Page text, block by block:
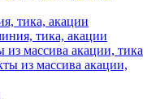
тика, акации
тика, акации
массива акации, тика
из массива акации,